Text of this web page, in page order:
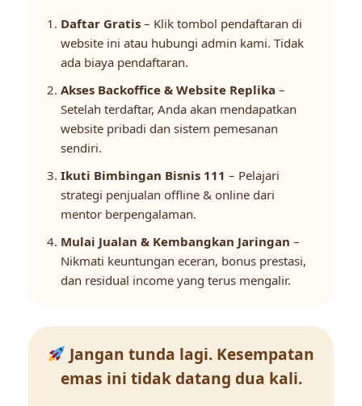
Daftar Gratis – Klik tombol pendaftaran di
website ini atau hubungi admin kami. Tidak
ada biaya pendaftaran.
Akses Backoffice & Website Replika –
Setelah terdaftar, Anda akan mendapatkan
website pribadi dan sistem pemesanan
sendiri.
Ikuti Bimbingan Bisnis 111 – Pelajari
strategi penjualan offline & online dari
mentor berpengalaman.
Mulai Jualan & Kembangkan Jaringan –
Nikmati keuntungan eceran, bonus prestasi,
dan residual income yang terus mengalir.
Jangan tunda lagi. Kesempatan
emas ini tidak datang dua kali.